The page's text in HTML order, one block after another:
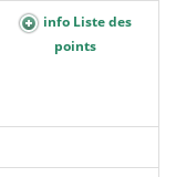
info Liste des
points